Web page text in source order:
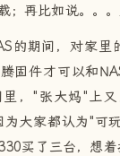
；再比如说。。。
的期间，对家里
固件才可以和
里，"张大妈"上
为大家都认为"可
买了三台，想